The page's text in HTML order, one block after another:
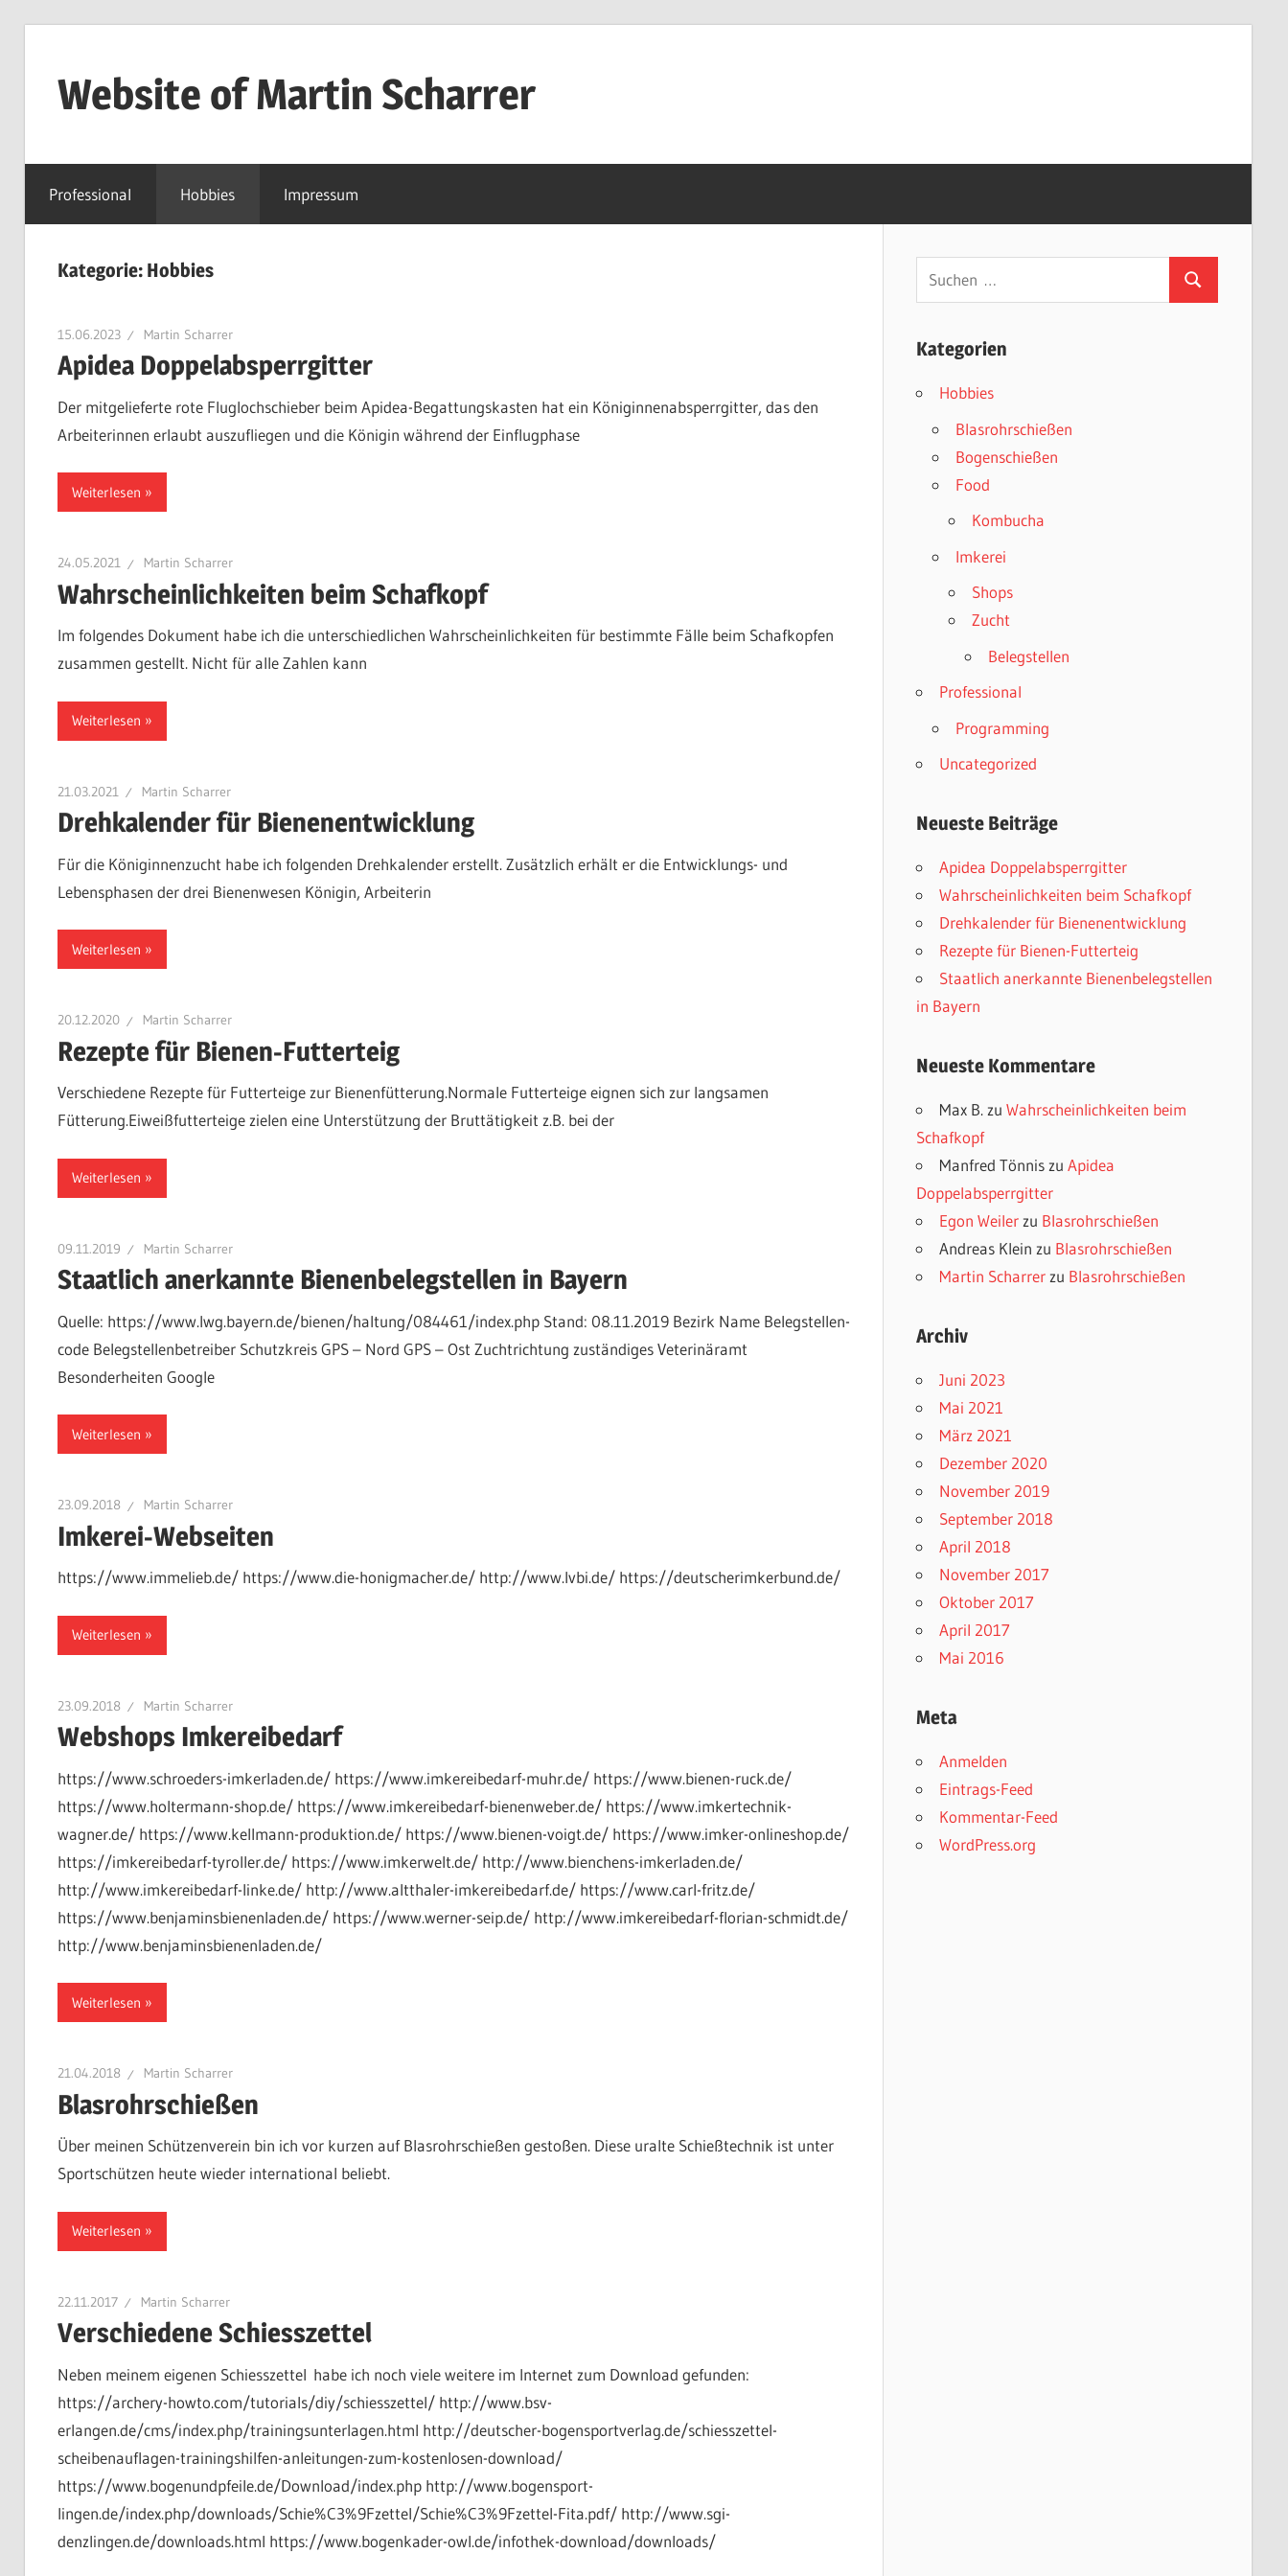
springenWebsite of Martin Scharrer
Website
Professional
Hobbies Impressum
Kategorie: Hobbies
15.06.2023 Martin Scharrer
Apidea Doppelabsperrgitter
Der mitgelieferte rote Fluglochschieber beim Apidea-Begattungskasten hat ein Königinnenabsperrgitter, das den
Arbeiterinnen erlaubt auszufliegen und die Königin während der Einflugphase
Weiterlesen
24.05.2021 Martin Scharrer
Wahrscheinlichkeiten beim Schafkopf
Im folgendes Dokument habe ich die unterschiedlichen Wahrscheinlichkeiten für bestimmte Fälle beim Schafkopfen
zusammen gestellt. Nicht für alle Zahlen kann
Weiterlesen
21.03.2021 Martin Scharrer
Drehkalender für Bienenentwicklung
Für die Königinnenzucht habe ich folgenden Drehkalender erstellt. Zusätzlich erhält er die Entwicklungs- und
Lebensphasen der drei Bienenwesen Königin, Arbeiterin
Weiterlesen
20.12.2020 Martin Scharrer
Rezepte für Bienen-Futterteig
Verschiedene Rezepte für Futterteige zur Bienenfütterung.Normale Futterteige eignen sich zur langsamen
Fütterung.Eiweißfutterteige zielen eine Unterstützung der Bruttätigkeit z.B. bei der
Weiterlesen
09.11.2019 Martin Scharrer
Staatlich anerkannte Bienenbelegstellen in Bayern
Quelle: https://www.lwg.bayern.de/bienen/haltung/084461/index.php Stand: 08.11.2019 Bezirk Name Belegstellen­
code Belegstellen­betreiber Schutzkreis GPS – Nord GPS – Ost Zuchtrichtung zuständiges Veterinäramt
Besonderheiten Google
Weiterlesen
23.09.2018 Martin Scharrer
Imkerei-Webseiten
https://www.immelieb.de/ https://www.die-honigmacher.de/ http://www.lvbi.de/ https://deutscherimkerbund.de/
Weiterlesen
23.09.2018 Martin Scharrer
Webshops Imkereibedarf
https://www.schroeders-imkerladen.de/ https://www.imkereibedarf-muhr.de/ https://www.bienen-ruck.de/
https://www.holtermann-shop.de/ https://www.imkereibedarf-bienenweber.de/ https://www.imkertechnik-
wagner.de/ https://www.kellmann-produktion.de/ https://www.bienen-voigt.de/ https://www.imker-onlineshop.de/
https://imkereibedarf-tyroller.de/ https://www.imkerwelt.de/ http://www.bienchens-imkerladen.de/
http://www.imkereibedarf-linke.de/ http://www.altthaler-imkereibedarf.de/ https://www.carl-fritz.de/
https://www.benjaminsbienenladen.de/ https://www.werner-seip.de/ http://www.imkereibedarf-florian-schmidt.de/
http://www.benjaminsbienenladen.de/
Weiterlesen
21.04.2018 Martin Scharrer
Blasrohrschießen
Über meinen Schützenverein bin ich vor kurzen auf Blasrohrschießen gestoßen. Diese uralte Schießtechnik ist unter
Sportschützen heute wieder international beliebt.
Weiterlesen
22.11.2017 Martin Scharrer
Verschiedene Schiesszettel
Neben meinem eigenen Schiesszettel habe ich noch viele weitere im Internet zum Download gefunden:
https://archery-howto.com/tutorials/diy/schiesszettel/ http://www.bsv-
erlangen.de/cms/index.php/trainingsunterlagen.html http://deutscher-bogensportverlag.de/schiesszettel-
scheibenauflagen-trainingshilfen-anleitungen-zum-kostenlosen-download/
https://www.bogenundpfeile.de/Download/index.php http://www.bogensport-
lingen.de/index.php/downloads/Schie%C3%9Fzettel/Schie%C3%9Fzettel-Fita.pdf/ http://www.sgi-
denzlingen.de/downloads.html https://www.bogenkader-owl.de/infothek-download/downloads/
Suchen
nach:
Suchen
Kategorien
Hobbies
Blasrohrschießen
Bogenschießen
Food
Kombucha
Imkerei
Shops
Zucht
Belegstellen
Professional
Programming
Uncategorized
Neueste Beiträge
Apidea Doppelabsperrgitter
Wahrscheinlichkeiten beim Schafkopf
Drehkalender für Bienenentwicklung
Rezepte für Bienen-Futterteig
Staatlich anerkannte Bienenbelegstellen
in Bayern
Neueste Kommentare
Max B.zu Wahrscheinlichkeiten beim
Schafkopf
Manfred Tönniszu Apidea
Doppelabsperrgitter
Egon Weilerzu Blasrohrschießen
Andreas Klein zu Blasrohrschießen
Martin Scharrerzu Blasrohrschießen
Archiv
Juni 2023
Mai 2021
März 2021
Dezember 2020
November 2019
September 2018
April 2018
November 2017
Oktober 2017
April 2017
Mai 2016
Meta
Anmelden
Eintrags-Feed
Kommentar-Feed
WordPress.org